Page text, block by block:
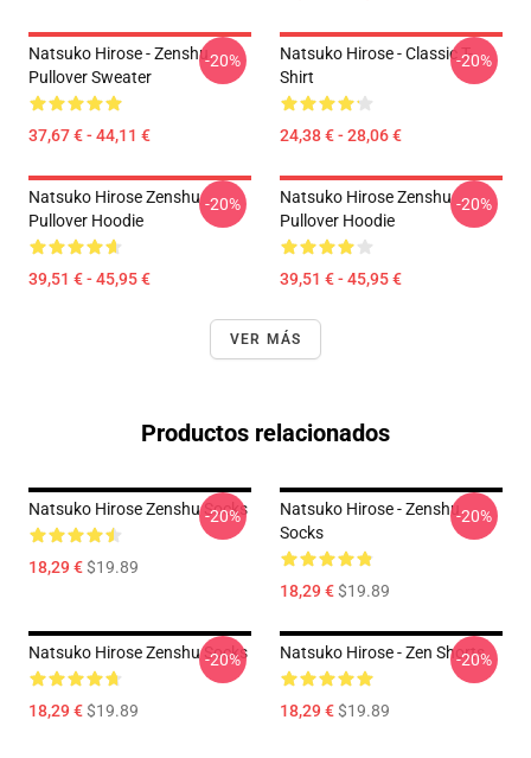
Natsuko Hirose - Zenshu
Pullover Sweater
37,67 € - 44,11 €
-20%
Natsuko Hirose - Classic T-
Shirt
24,38 € - 28,06 €
-20%
Natsuko Hirose Zenshu
Pullover Hoodie
39,51 € - 45,95 €
-20%
Natsuko Hirose Zenshu
Pullover Hoodie
39,51 € - 45,95 €
-20%
VER MÁS
Productos relacionados
Natsuko Hirose Zenshu Socks
18,29 €$19.89
-20%
Natsuko Hirose - Zenshu
Socks
18,29 €$19.89
-20%
Natsuko Hirose Zenshu Socks
18,29 €$19.89
-20% Natsuko Hirose - Zen Shorts
18,29 €$19.89
-20%